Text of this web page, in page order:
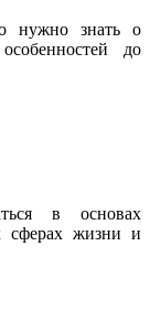
нужно знать о
до
в основах
сферах жизни и